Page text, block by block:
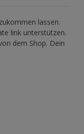
lassen.
link unterstützen.
dem Shop. Dein